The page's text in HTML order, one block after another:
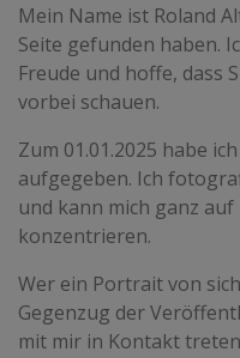
Mein Name ist Roland
Seite gefunden haben.
Freude und hoffe, dass
vorbei schauen.
Zum 01.01.2025 habe
aufgegeben. Ich
und kann mich ganz
konzentrieren.
Wer ein Portrait von
Gegenzug der
mit mir in Kontakt